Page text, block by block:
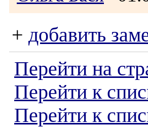
+ добавить
Перейти на
Перейти к
Перейти к